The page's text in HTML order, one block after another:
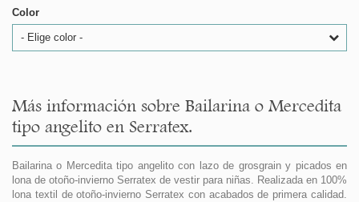
Color
- Elige color -
Más información sobre Bailarina o Mercedita
tipo angelito en Serratex.
Bailarina o Mercedita tipo angelito con lazo de grosgrain y picados en
lona de otoño-invierno Serratex de vestir para niñas. Realizada en 100%
lona textil de otoño-invierno Serratex con acabados de primera calidad.